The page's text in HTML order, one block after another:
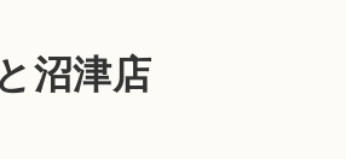
沼津店